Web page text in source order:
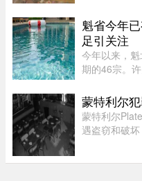
国际烟花节”
Québec）本
魁省今年
足引关注
今年以来，
期的46宗。
特利尔市增
需求。2025
蒙特利尔
蒙特利尔
遇盗窃和破